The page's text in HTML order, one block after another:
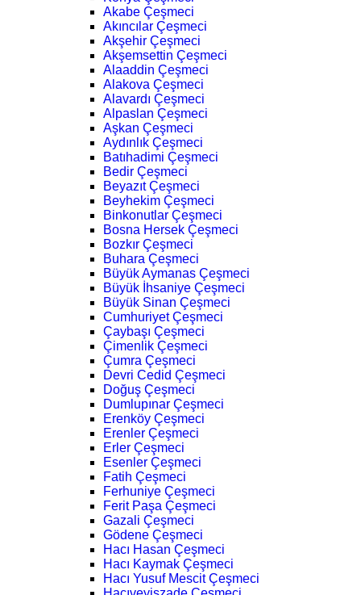
Akabe Çeşmeci
Akıncılar Çeşmeci
Akşehir Çeşmeci
Akşemsettin Çeşmeci
Alaaddin Çeşmeci
Alakova Çeşmeci
Alavardı Çeşmeci
Alpaslan Çeşmeci
Aşkan Çeşmeci
Aydınlık Çeşmeci
Batıhadimi Çeşmeci
Bedir Çeşmeci
Beyazıt Çeşmeci
Beyhekim Çeşmeci
Binkonutlar Çeşmeci
Bosna Hersek Çeşmeci
Bozkır Çeşmeci
Buhara Çeşmeci
Büyük Aymanas Çeşmeci
Büyük İhsaniye Çeşmeci
Büyük Sinan Çeşmeci
Cumhuriyet Çeşmeci
Çaybaşı Çeşmeci
Çimenlik Çeşmeci
Çumra Çeşmeci
Devri Cedid Çeşmeci
Doğuş Çeşmeci
Dumlupınar Çeşmeci
Erenköy Çeşmeci
Erenler Çeşmeci
Erler Çeşmeci
Esenler Çeşmeci
Fatih Çeşmeci
Ferhuniye Çeşmeci
Ferit Paşa Çeşmeci
Gazali Çeşmeci
Gödene Çeşmeci
Hacı Hasan Çeşmeci
Hacı Kaymak Çeşmeci
Hacı Yusuf Mescit Çeşmeci